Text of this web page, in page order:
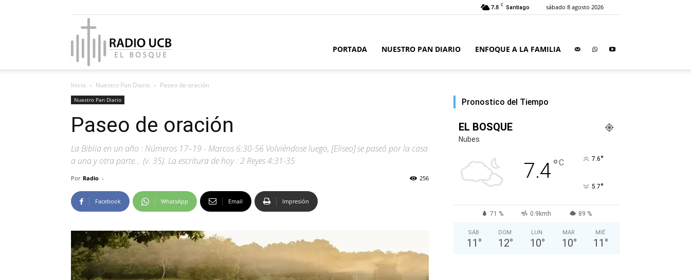
7.8 C Santiago sábado 8 agosto 2026
Radio
El
Bosque
PORTADA NUESTRO PAN DIARIO ENFOQUE A LA FAMILIA
Inicio Nuestro Pan Diario Paseo de oración
Nuestro Pan Diario
Paseo de oración
La Biblia en un año : Números 17–19 - Marcos 6:30-56 Volviéndose luego, [Eliseo] se paseó por la casa
a una y otra parte… (v. 35). La escritura de hoy : 2 Reyes 4:31-35
Por Radio - 256
Facebook WhatsApp Email Impresión
Pronostico del Tiempo
EL BOSQUE
Nubes
7.4°C 7.6°
5.7°
71 % 0.9kmh 89 %
SÁB
11 °
DOM
12°
LUN
10°
MAR
10°
MIÉ
11 °